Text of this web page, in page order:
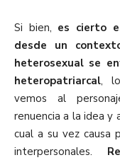
Si bien, es cierto
desde un
heterosexual se
heteropatriarcal,
vemos al
renuencia a la idea y
cual a su vez causa
interpersonales.